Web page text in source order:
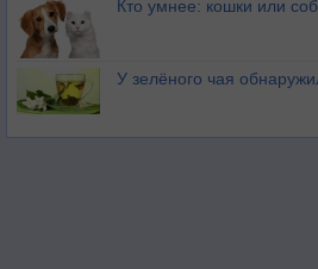
Кто умнее: кошки или
У зелёного чая